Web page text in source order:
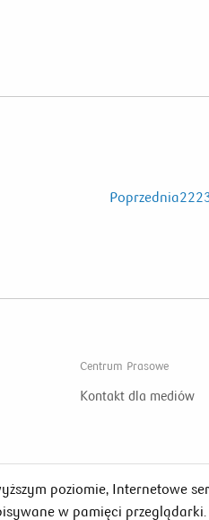
Poprzednia22
poziomie, Internetowe
w pamięci
Centrum Prasowe
Kontakt dla mediów